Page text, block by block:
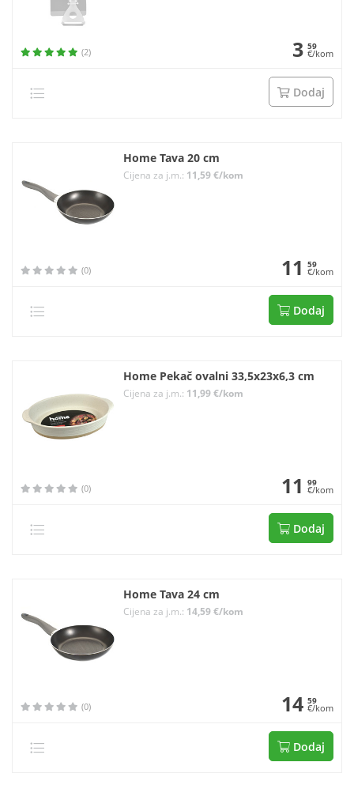
(2) 3 59
€/kom
Dodaj
Home Tava 20 cm
Cijena za j.m.: 11,59 €/kom
(0) 11 59
€/kom
Dodaj
Home Pekač ovalni 33,5x23x6,3 cm
Cijena za j.m.: 11,99 €/kom
(0) 11 99
€/kom
Dodaj
Home Tava 24 cm
Cijena za j.m.: 14,59 €/kom
(0) 14 59
€/kom
Dodaj